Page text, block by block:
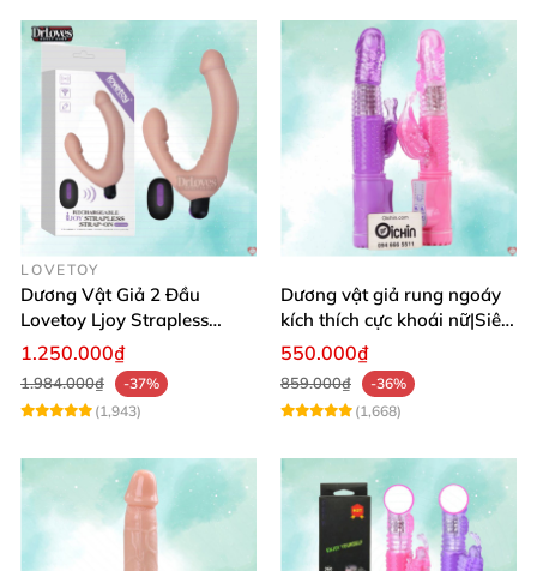
LOVETOY
Dương Vật Giả 2 Đầu
Lovetoy Ljoy Strapless
Rung ĐKTX Siêu Mạnh
1.250.000₫
1.984.000₫
-37%
(1,943)
Dương vật giả rung ngoáy
kích thích cực khoái nữ|Siêu
phẩm
550.000₫
859.000₫
-36%
(1,668)